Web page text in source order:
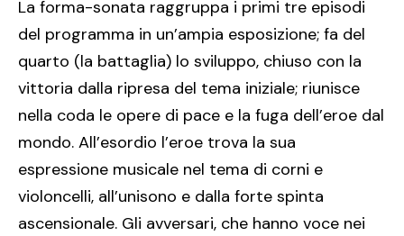
La forma-sonata raggruppa i primi tre episodi
del programma in un’ampia esposizione; fa del
quarto (la battaglia) lo sviluppo, chiuso con la
vittoria dalla ripresa del tema iniziale; riunisce
nella coda le opere di pace e la fuga dell’eroe dal
mondo. All’esordio l’eroe trova la sua
espressione musicale nel tema di corni e
violoncelli, all’unisono e dalla forte spinta
ascensionale. Gli avversari, che hanno voce nei